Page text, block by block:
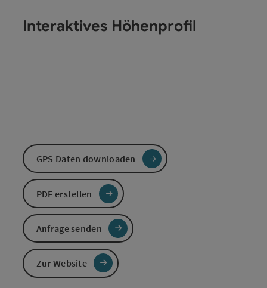
Interaktives Höhenprofil
GPS Daten downloaden
PDF erstellen
Anfrage senden
Zur Website